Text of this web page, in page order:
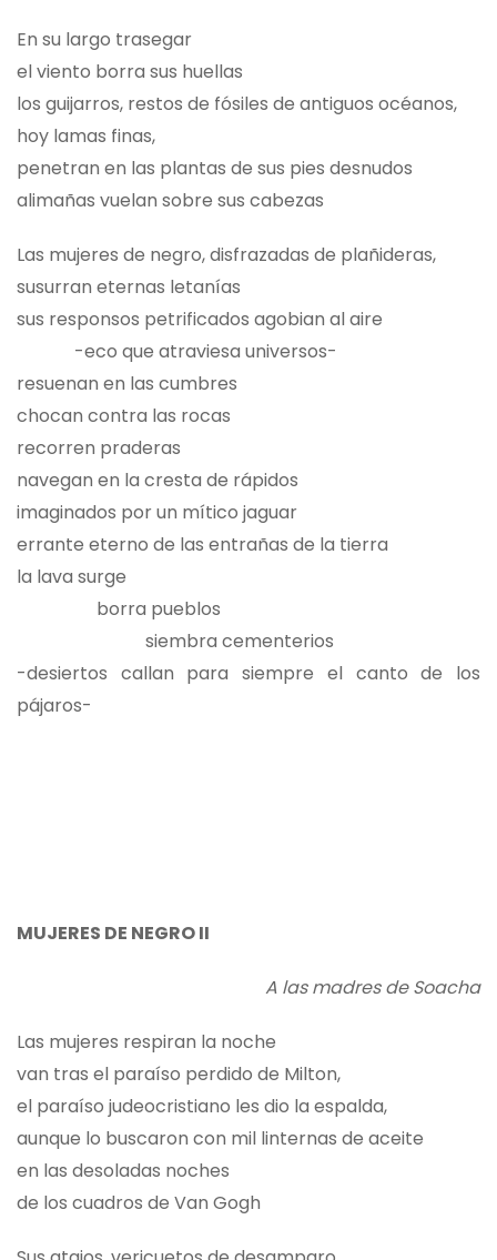
En su largo trasegar
el viento borra sus huellas
los guijarros, restos de fósiles de antiguos océanos,
hoy lamas finas,
penetran en las plantas de sus pies desnudos
alimañas vuelan sobre sus cabezas
Las mujeres de negro, disfrazadas de plañideras,
susurran eternas letanías
sus responsos petrificados agobian al aire
-eco que atraviesa universos-
resuenan en las cumbres
chocan contra las rocas
recorren praderas
navegan en la cresta de rápidos
imaginados por un mítico jaguar
errante eterno de las entrañas de la tierra
la lava surge
borra pueblos
siembra cementerios
-desiertos callan para siempre el canto de los
pájaros-
MUJERES DE NEGRO II
A las madres de Soacha
Las mujeres respiran la noche
van tras el paraíso perdido de Milton,
el paraíso judeocristiano les dio la espalda,
aunque lo buscaron con mil linternas de aceite
en las desoladas noches
de los cuadros de Van Gogh